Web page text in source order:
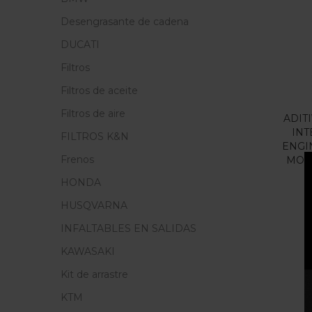
Desengrasante de cadena
DUCATI
Filtros
Filtros de aceite
Filtros de aire
FILTROS K&N
Frenos
HONDA
HUSQVARNA
INFALTABLES EN SALIDAS
KAWASAKI
Kit de arrastre
KTM